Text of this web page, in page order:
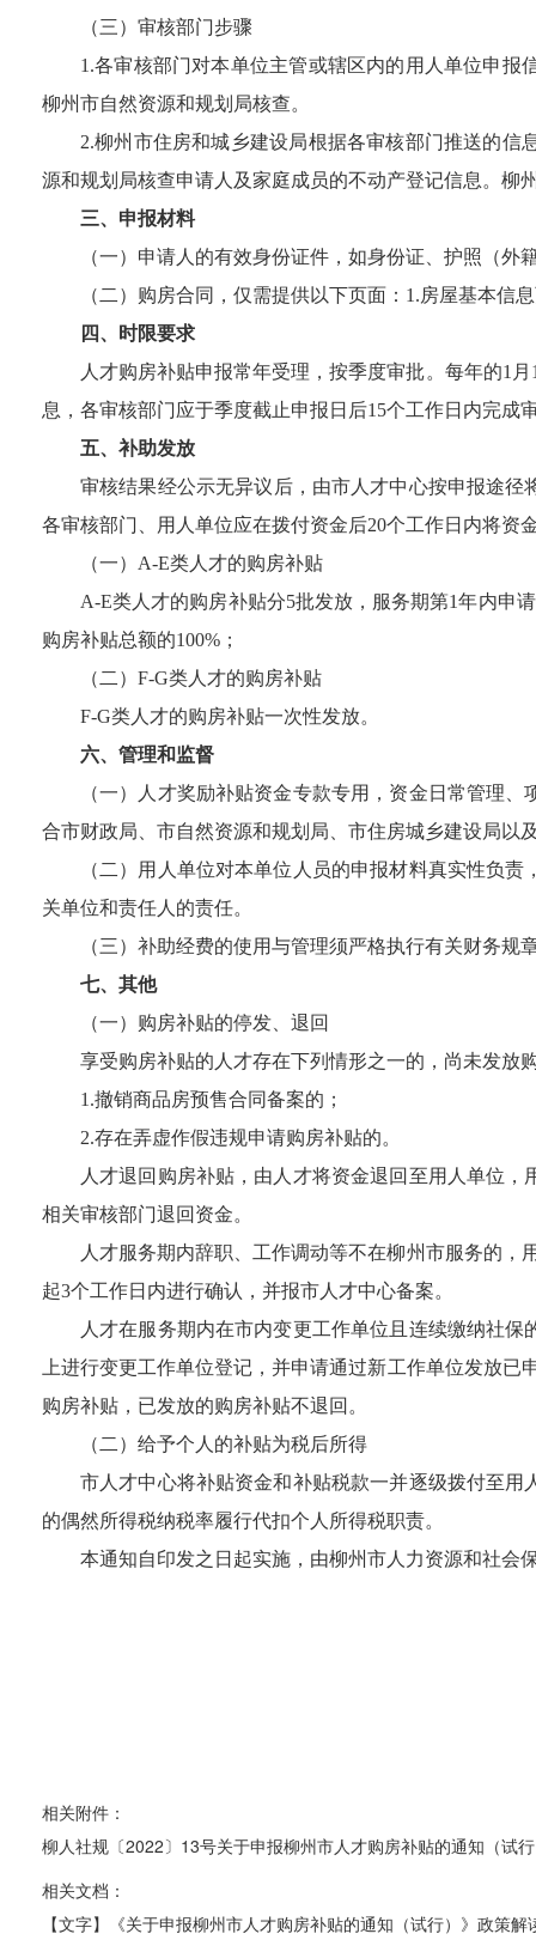
（三）审核部门步骤
1.各审核部门对本单位主管或辖区内的用人单位申报
柳州市自然资源和规划局核查。
2.柳州市住房和城乡建设局根据各审核部门推送的信
源和规划局核查申请人及家庭成员的不动产登记信息 。柳
三、申报材料
（一）申请人的有效身份证件，如身份证、护照（
（二）购房合同，仅需提供以下页面： 1.房屋基本信
四、
时限要求
人才购房补贴申报常年受理，按季度审批。每年的1 月
息，各审核部门应于季度截止申报日后15个工作日内完成
五、补助发放
审核结果经公示无异议后，由市 人才中心按申报途径
各审核部门、用人单位应在拨付资金后20个工作日内将资
（一） A-E类人才的购房补贴
A-E类人才的购房补贴分5批发放，服务期第1年内申
购房补贴总额的100% ；
（二） F-G类人才的购房补贴
F-G类人才的购房补贴一次性发放。
六、管理和监督
（一）
人才奖励补贴资金专款专用，资金日常管理、
合市财政局、市自然资源和规划局、市住房城乡建设局以
（二） 用人单位对本单位人员的申报材料真实性负
关单位和责任人的责任。
（三）补助经费的使用与管理须严格执行有关财务规
七、其他
（一）购房补贴的停发、退回
享受购房补贴的人才存在下列情形之一的，尚未发放
1.撤销商品房预售合同备案的；
2.存在弄虚作假违规申请购房补贴的。
人才退回购房补贴，由人才将资金退回至用人单位
相关审核部门退回资金。
人才服务期内辞职、工作调动等不在柳州市服务的，
起3个工作日内进行确认，并报市人才中心备案。
人才在服务期内在市内变更工作单位且连续缴纳社
上进行变更工作单位登记，并申请通过新工作单位发放已
购房补贴，已发放的购房补贴不退回。
（二）给予个人的补贴为税后所得
市人才中心将补贴资金和补贴税款一并逐级拨付至用
的偶然所得税纳税率履行代扣个人所得税职责。
本通知自印发之日起实施，由柳州市人力资源和社会
相关附件：
柳人社规〔2022〕13号关于申报柳州市人才购房补贴的通知（试
相关文档：
【文字】《关于申报柳州市人才购房补贴的通知（试行）》政策解